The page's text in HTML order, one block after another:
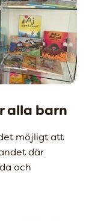
alla barn
möjligt att
där
och